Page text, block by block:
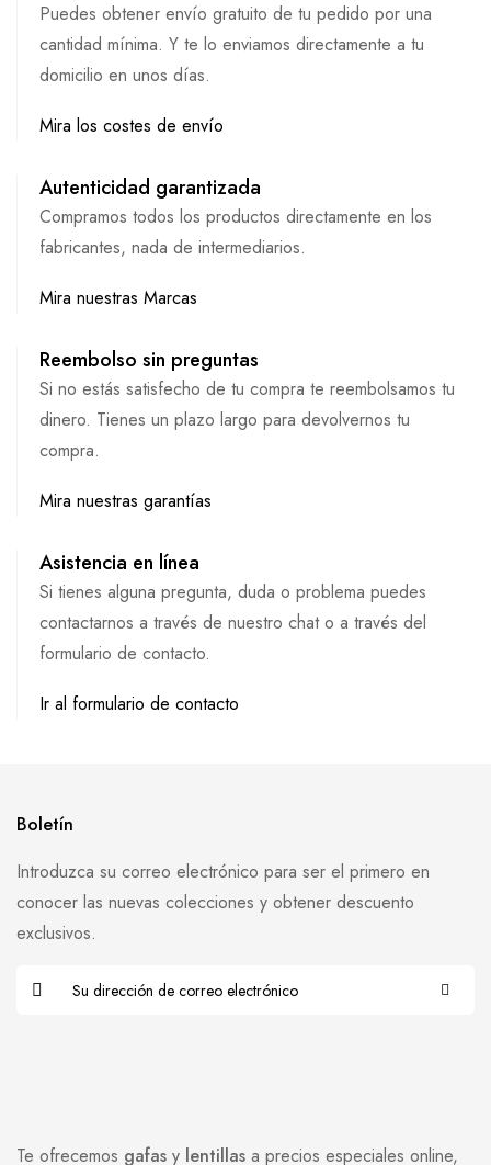
Puedes obtener envío gratuito de tu pedido por una
cantidad mínima. Y te lo enviamos directamente a tu
domicilio en unos días.
Mira los costes de envío
Autenticidad garantizada
Compramos todos los productos directamente en los
fabricantes, nada de intermediarios.
Mira nuestras Marcas
Reembolso sin preguntas
Si no estás satisfecho de tu compra te reembolsamos tu
dinero. Tienes un plazo largo para devolvernos tu
compra.
Mira nuestras garantías
Asistencia en línea
Si tienes alguna pregunta, duda o problema puedes
contactarnos a través de nuestro chat o a través del
formulario de contacto.
Ir al formulario de contacto
Te ofrecemos gafas y lentillas a precios especiales online,
Boletín
Introduzca su correo electrónico para ser el primero en
conocer las nuevas colecciones y obtener descuento
exclusivos.